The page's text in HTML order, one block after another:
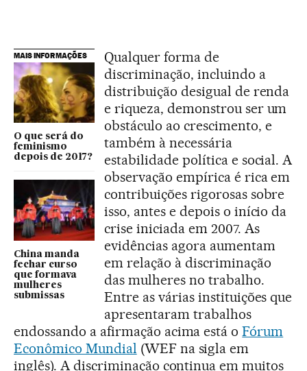
MAIS INFORMAÇÕES
O que será do
feminismo
depois de 2017?
China manda
fechar curso
que formava
mulheres
submissas
Qualquer forma de
discriminação, incluindo a
distribuição desigual de renda
e riqueza, demonstrou ser um
obstáculo ao crescimento, e
também à necessária
estabilidade política e social. A
observação empírica é rica em
contribuições rigorosas sobre
isso, antes e depois o início da
crise iniciada em 2007. As
evidências agora aumentam
em relação à discriminação
das mulheres no trabalho.
Entre as várias instituições que
apresentaram trabalhos
endossando a afirmação acima está oFórum
Econômico Mundial (WEF na sigla em
inglês). A discriminação continua em muitos